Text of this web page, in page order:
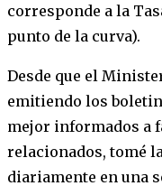
corresponde a la
punto de la curva).
Desde que el
emitiendo los
mejor informados a
relacionados, tomé
diariamente en una